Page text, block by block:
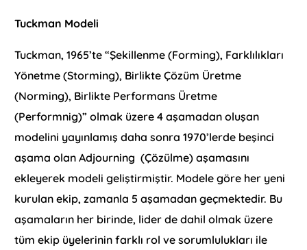
Tuckman Modeli
Tuckman, 1965’te “Şekillenme (Forming), Farklılıkları
Yönetme (Storming), Birlikte Çözüm Üretme
(Norming), Birlikte Performans Üretme
(Performnig)” olmak üzere 4 aşamadan oluşan
modelini yayınlamış daha sonra 1970’lerde beşinci
aşama olan Adjourning (Çözülme) aşamasını
ekleyerek modeli geliştirmiştir. Modele göre her yeni
kurulan ekip, zamanla 5 aşamadan geçmektedir. Bu
aşamaların her birinde, lider de dahil olmak üzere
tüm ekip üyelerinin farklı rol ve sorumlulukları ile